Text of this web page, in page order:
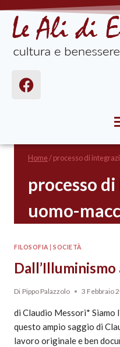
Home/processo di
processo
uomo-
FILOSOFIA |SOCIETÀ
Di Pippo Palazzolo 3 Febbraio
di Claudio Messori*
questo ampio saggio di
lavoro originale e ben